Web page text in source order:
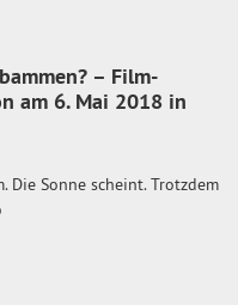
– Film-
am 6. Mai 2018 in
Die Sonne scheint. Trotzdem